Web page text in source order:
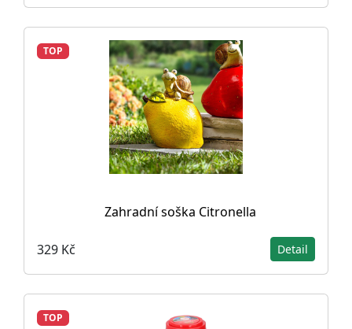
TOP
Zahradní soška Citronella
329 Kč Detail
TOP